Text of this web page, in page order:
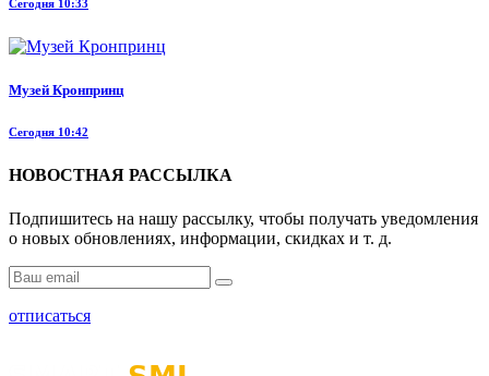
Сегодня 10:33
Музей Кронпринц
Сегодня 10:42
НОВОСТНАЯ РАССЫЛКА
Подпишитесь на нашу рассылку, чтобы получать уведомления
о новых обновлениях, информации, скидках и т. д.
отписаться